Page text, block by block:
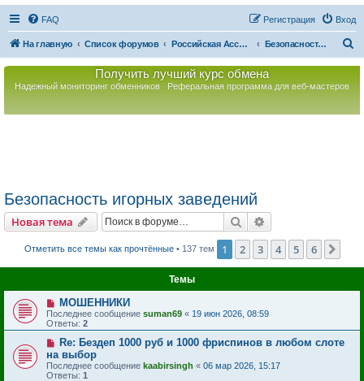
FAQ Вход
Регистрация
На главную Список форумов Российская Ассоциация Развития Игорного Бизнеса Безопасность игорных заведений
Получить лучший курс обмена
Надежный мониторинг обменников Реферальная программа для веб-мастеров
Безопасность игорных заведений
Новая тема Поиск
Отметить все темы как прочтённые• 137 тем 1 2 3 4 5 6
Темы
МОШЕННИКИ
Последнее сообщение suman69 « 19 июн 2026, 08:59
Ответы: 2
Re: Бездеп 1000 руб и 1000 фриспинов в любом слоте
на выбор
Последнее сообщение kaabirsingh « 06 мар 2026, 15:17
Ответы: 1